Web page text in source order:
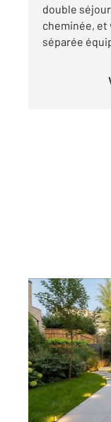
double
cheminée, et
séparée
PARIS 75016
121,76 m2, 4
Ref : 5775
1
Paris 16ème